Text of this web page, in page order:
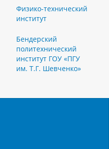
Физико-технический
институт
Бендерский
политехнический
институт ГОУ «ПГУ
им. Т.Г. Шевченко»